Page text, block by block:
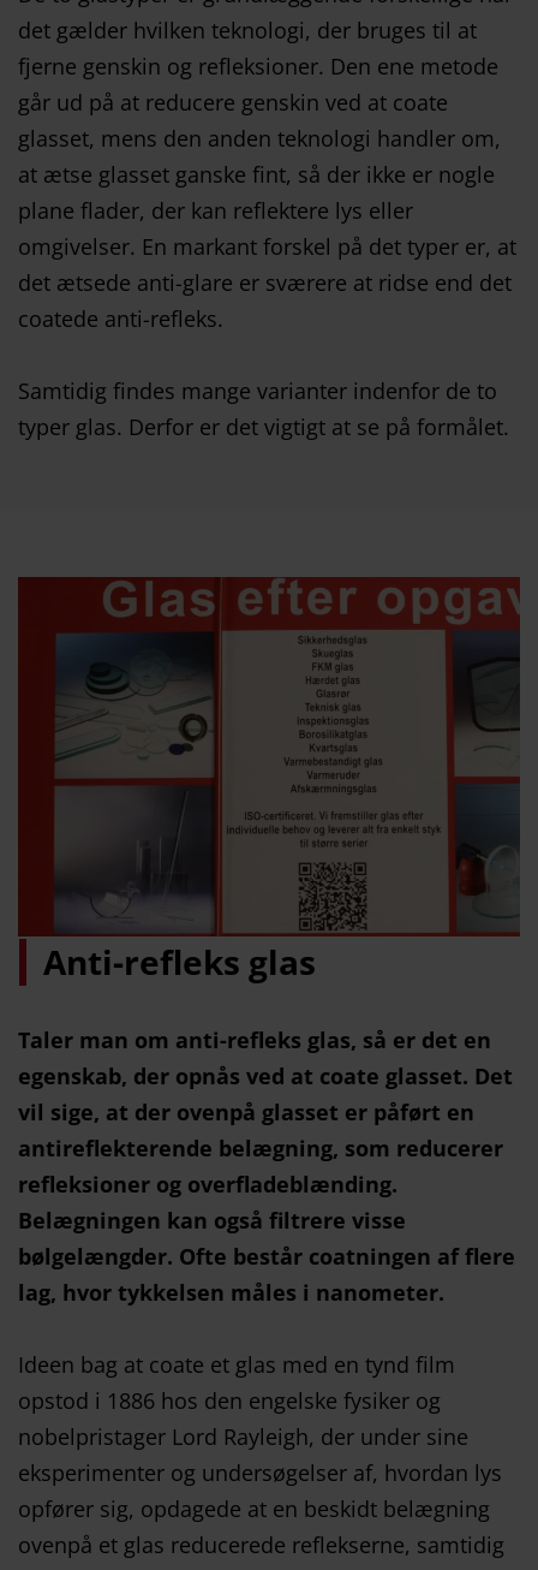
det gælder hvilken teknologi, der bruges til at
fjerne genskin og refleksioner. Den ene metode
går ud på at reducere genskin ved at coate
glasset, mens den anden teknologi handler om,
at ætse glasset ganske fint, så der ikke er nogle
plane flader, der kan reflektere lys eller
omgivelser. En markant forskel på det typer er, at
det ætsede anti-glare er sværere at ridse end det
coatede anti-refleks.
Samtidig findes mange varianter indenfor de to
typer glas. Derfor er det vigtigt at se på formålet.
Anti-refleks glas
Taler man om anti-refleks glas, så er det en
egenskab, der opnås ved at coate glasset. Det
vil sige, at der ovenpå glasset er påført en
antireflekterende belægning, som reducerer
refleksioner og overfladeblænding.
Belægningen kan også filtrere visse
bølgelængder. Ofte består coatningen af flere
lag, hvor tykkelsen måles i nanometer.
Ideen bag at coate et glas med en tynd film
opstod i 1886 hos den engelske fysiker og
nobelpristager Lord Rayleigh, der under sine
eksperimenter og undersøgelser af, hvordan lys
opfører sig, opdagede at en beskidt belægning
ovenpå et glas reducerede reflekserne, samtidig